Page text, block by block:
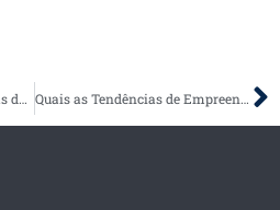
Lições de Resiliência, Histórias de Empreendedores que Superaram Desafios Quais as Tendências de Empreendedorismo para 2025?